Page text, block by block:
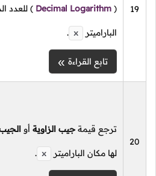
19
(
Decimal Logarithm
) للعدد
الباراميتر x
.
تابع القراءة
20
ترجع قيمة جيب الزاوية أو
لها مكان الباراميتر x
.